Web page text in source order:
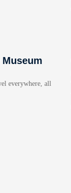
everywhere, all